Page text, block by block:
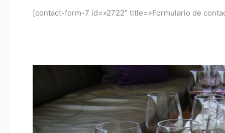
[contact-form-7 id=»2722″ title=»Formulario de